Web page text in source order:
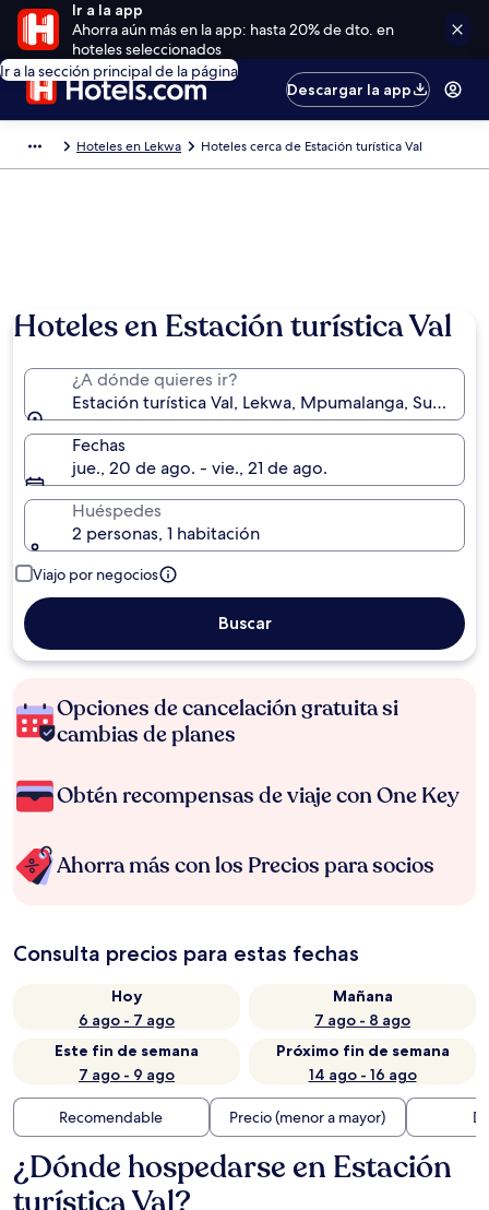
Ir a la app
Ahorra aún más en la app: hasta 20% de dto. en
hoteles seleccionados
Ir a la sección principal de la página
Descargar la app
Hoteles en Lekwa Hoteles cerca de Estación turística Val
Hoteles en Estación turística Val
¿A dónde quieres ir?
Estación turística Val, Lekwa, Mpumalanga, Sudáfrica
Fechas
jue., 20 de ago. - vie., 21 de ago.
Huéspedes
2 personas, 1 habitación
Viajo por negocios
Buscar
Opciones de cancelación gratuita si
cambias de planes
Obtén recompensas de viaje con One Key
Ahorra más con los Precios para socios
Consulta precios para estas fechas
Hoy
6 ago - 7 ago
Mañana
7 ago - 8 ago
Este fin de semana
7 ago - 9 ago
Próximo fin de semana
14 ago - 16 ago
Recomendable Precio (menor a mayor)
¿Dónde hospedarse en Estación